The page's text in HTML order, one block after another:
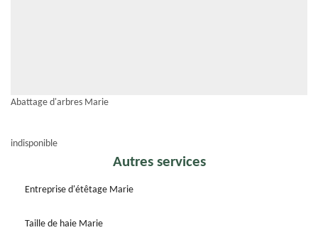
Abattage d'arbres Marie
indisponible
Autres services
Entreprise d'étêtage Marie
Taille de haie Marie